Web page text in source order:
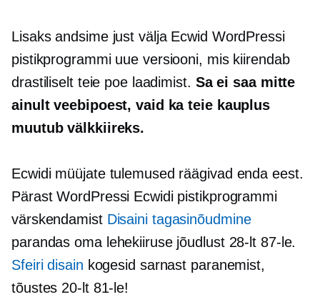
Lisaks andsime just välja Ecwid WordPressi
pistikprogrammi uue versiooni, mis kiirendab
drastiliselt teie poe laadimist. Sa ei saa mitte
ainult veebipoest, vaid ka teie kauplus
muutub välkkiireks.
Ecwidi müüjate tulemused räägivad enda eest.
Pärast WordPressi Ecwidi pistikprogrammi
värskendamist Disaini tagasinõudmine
parandas oma lehekiiruse jõudlust 28-lt 87-le.
Sfeiri disain kogesid sarnast paranemist,
tõustes 20-lt 81-le!